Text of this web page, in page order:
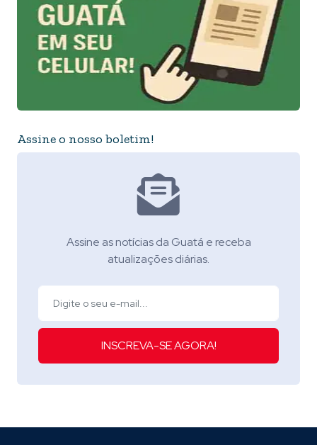
Assine o nosso boletim!
Assine as notícias da Guatá e receba
atualizações diárias.
INSCREVA-SE AGORA!